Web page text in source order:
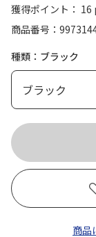
獲得ポイント： 16
商品番号
種類：ブラック
商品